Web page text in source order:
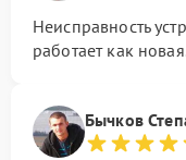
Неисправность
работает как
Бычков